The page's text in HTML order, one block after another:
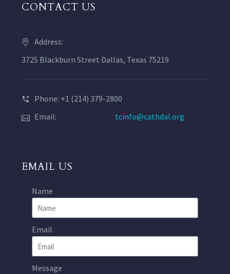
CONTACT US
Address:
3725 Blackburn Street Dallas, Texas 75219
Phone: +1 (214) 379-2800
Email:
tcinfo@cathdal.org
EMAIL US
Name
Email
Message